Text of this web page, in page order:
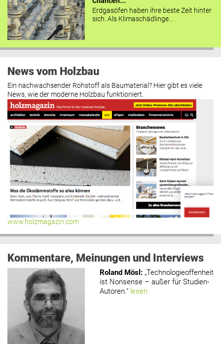
Erdgasöfen haben ihre beste Zeit hinter
sich. Als Klimaschädlinge...
News vom Holzbau
Ein nachwachsender Rohstoff als Baumaterial? Hier gibt es viele
News, wie der moderne Holzbau funktioniert.
www.holzmagazin.com
Kommentare, Meinungen und Interviews
Roland Mösl : „Technologieoffenheit
ist Nonsense – außer für Studien-
Autoren.“ lesen